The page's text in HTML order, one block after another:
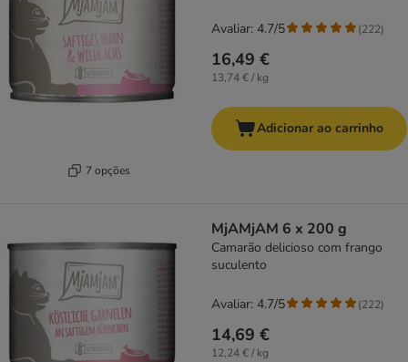
7 opções
16,49 €
13,74 € / kg
Avaliar: 4.7/5 (222)
Adicionar ao carrinho
MjAMjAM 6 x 200 g
Camarão delicioso com frango
suculento
14,69 €
12,24 € / kg
Avaliar: 4.7/5 (222)